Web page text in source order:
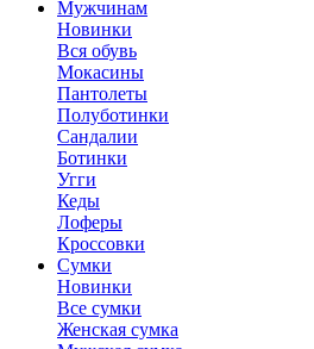
Мужчинам
Новинки
Вся обувь
Мокасины
Пантолеты
Полуботинки
Сандалии
Ботинки
Угги
Кеды
Лоферы
Кроссовки
Сумки
Новинки
Все сумки
Женская сумка